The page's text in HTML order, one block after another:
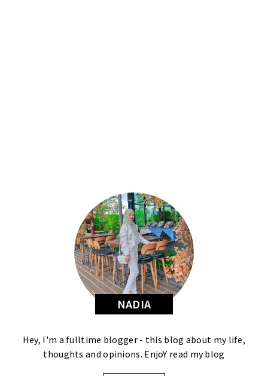
NADIA
Hey, I'm a fulltime blogger - this blog about my life,
thoughts and opinions. EnjoY read my blog